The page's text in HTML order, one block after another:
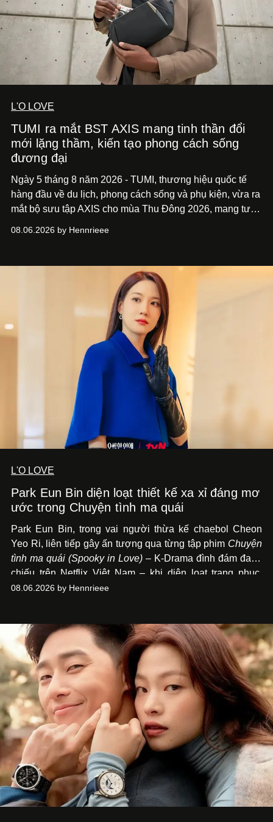
L'O LOVE
TUMI ra mắt BST AXIS mang tinh thần đổi
mới lặng thầm, kiến tạo phong cách sống
đương đại
Ngày 5 tháng 8 năm 2026 - TUMI, thương hiệu quốc tế
hàng đầu về du lịch, phong cách sống và phụ kiện, vừa ra
mắt bộ sưu tập AXIS cho mùa Thu Đông 2026, mang tư
và phong cách sống hiện đại bằng thiết kế sắc nét, chuẩn
08.06.2026 by Hennrieee
L'O LOVE
Park Eun Bin diện loạt thiết kế xa xỉ đáng mơ
ước trong Chuyện tình ma quái
Park Eun Bin, trong vai người thừa kế chaebol Cheon
Yeo Ri, liên tiếp gây ấn tượng qua từng tập phim Chuyện
tình ma quái (Spooky in Love) – K-Drama đình đám đang
chiếu trên Netflix Việt Nam – khi diện loạt trang phục,
đồng hồ & trang sức xa xỉ tương xứng với địa vị trên màn
08.06.2026 by Hennrieee